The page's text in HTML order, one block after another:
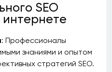
SEO
: Профессионалы
знаниями и опытом
стратегий SEO.